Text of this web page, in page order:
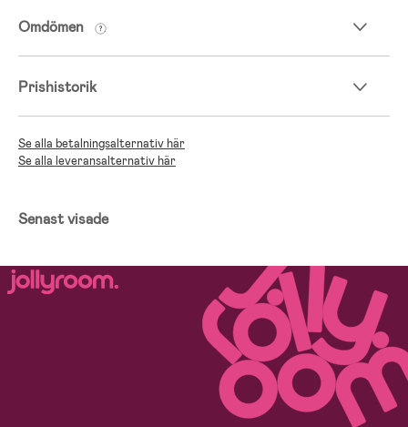
Omdömen
Prishistorik
Se alla betalningsalternativ här
Se alla leveransalternativ här
Senast visade